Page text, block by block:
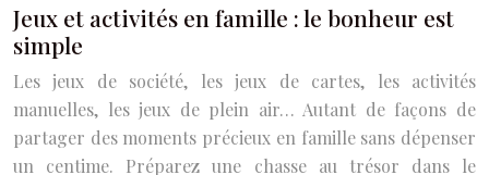
Jeux et activités en famille : le bonheur est
simple
Les jeux de société, les jeux de cartes, les activités
manuelles, les jeux de plein air… Autant de façons de
partager des moments précieux en famille sans dépenser
un centime. Préparez une chasse au trésor dans le